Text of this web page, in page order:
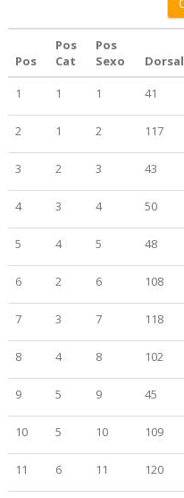
Pos
Pos
Cat
Pos
Sexo
Dorsal
1
1 1 41
2 1 2 117
3 2 3 43
4 3 4 50
5 4 5 48
6 2 6 108
7 3 7 118
8 4 8 102
9 5 9 45
10 5 10 109
11 6 11 120